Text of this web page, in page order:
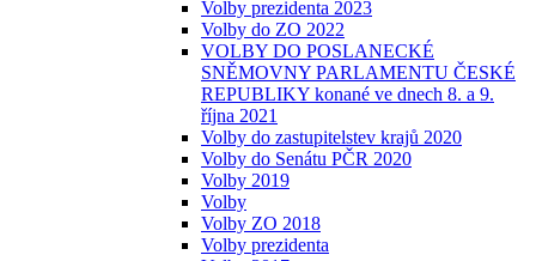
Volby prezidenta 2023
Volby do ZO 2022
VOLBY DO POSLANECKÉ
SNĚMOVNY PARLAMENTU ČESKÉ
REPUBLIKY konané ve dnech 8. a 9.
října 2021
Volby do zastupitelstev krajů 2020
Volby do Senátu PČR 2020
Volby 2019
Volby
Volby ZO 2018
Volby prezidenta